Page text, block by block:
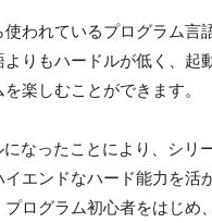
われているプログラム言
りもハードルが低く、起
楽しむことができます。
なったことにより、シリ
エンドなハード能力を活
ログラム初心者をはじめ